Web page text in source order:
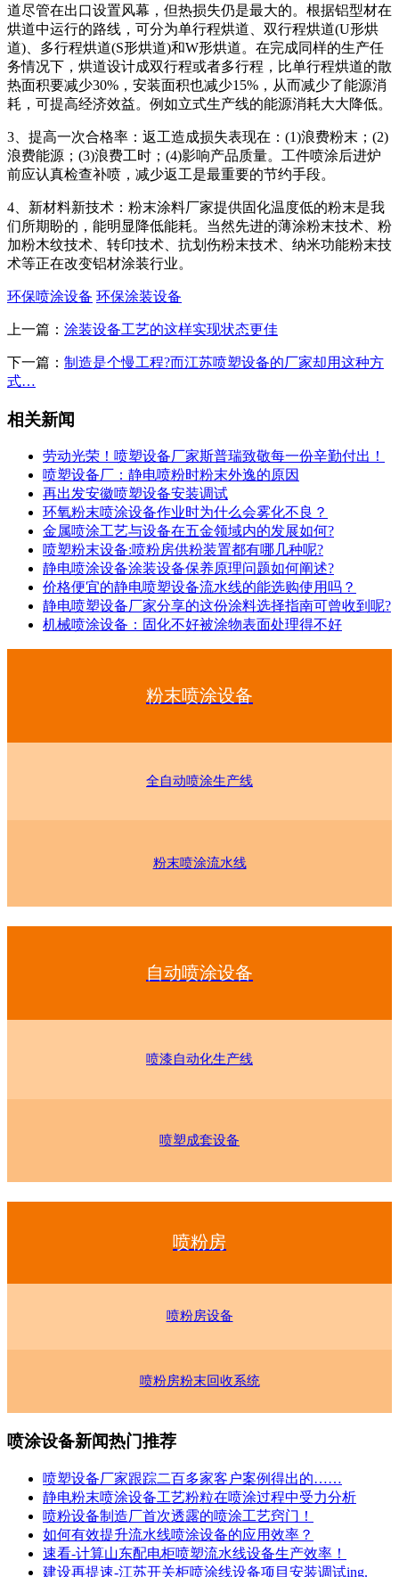
道尽管在出口设置风幕，但热损失仍是最大的。根据铝型材在
烘道中运行的路线，可分为单行程烘道、双行程烘道(U形烘
道)、多行程烘道(S形烘道)和W形烘道。在完成同样的生产任
务情况下，烘道设计成双行程或者多行程，比单行程烘道的散
热面积要减少30%，安装面积也减少15%，从而减少了能源消
耗，可提高经济效益。例如立式生产线的能源消耗大大降低。
3、提高一次合格率：返工造成损失表现在：(1)浪费粉末；(2)
浪费能源；(3)浪费工时；(4)影响产品质量。工件喷涂后进炉
前应认真检查补喷，减少返工是最重要的节约手段。
4、新材料新技术：粉末涂料厂家提供固化温度低的粉末是我
们所期盼的，能明显降低能耗。当然先进的薄涂粉末技术、粉
加粉木纹技术、转印技术、抗划伤粉末技术、纳米功能粉末技
术等正在改变铝材涂装行业。
环保喷涂设备 环保涂装设备
上一篇： 涂装设备工艺的这样实现状态更佳
下一篇： 制造是个慢工程?而江苏喷塑设备的厂家却用这种方
式…
相关新闻
劳动光荣！喷塑设备厂家斯普瑞致敬每一份辛勤付出！
喷塑设备厂：静电喷粉时粉末外逸的原因
再出发安徽喷塑设备安装调试
环氧粉末喷涂设备作业时为什么会雾化不良？
金属喷涂工艺与设备在五金领域内的发展如何?
喷塑粉末设备:喷粉房供粉装置都有哪几种呢?
静电喷涂设备涂装设备保养原理问题如何阐述?
价格便宜的静电喷塑设备流水线的能选购使用吗？
静电喷塑设备厂家分享的这份涂料选择指南可曾收到呢?
机械喷涂设备：固化不好被涂物表面处理得不好
粉末喷涂设备
全自动喷涂生产线
粉末喷涂流水线
自动喷涂设备
喷漆自动化生产线
喷塑成套设备
喷粉房
喷粉房设备
喷粉房粉末回收系统
喷涂设备新闻热门推荐
喷塑设备厂家跟踪二百多家客户案例得出的……
静电粉末喷涂设备工艺粉粒在喷涂过程中受力分析
喷粉设备制造厂首次透露的喷涂工艺窍门！
如何有效提升流水线喷涂设备的应用效率？
速看-计算山东配电柜喷塑流水线设备生产效率！
建设再提速-江苏开关柜喷涂线设备项目安装调试ing.